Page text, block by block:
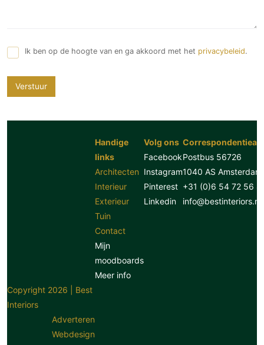
Wijnkelder en wijnkasten
Ik ben op de hoogte van en ga akkoord met het privacybeleid.
Verstuur
Handige
links
Architecten
Interieur
Exterieur
Tuin
Contact
Mijn
moodboards
Meer info
Volg ons
Facebook
Instagram
Pinterest
Linkedin
Postbus 56726
1040 AS Amsterdam
+31 (0)6 54 72 56
info@bestinteriors.nl
Copyright 2026 | Best
Interiors
Adverteren
Webdesign